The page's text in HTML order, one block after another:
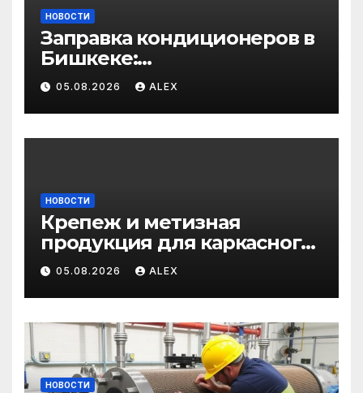
НОВОСТИ
Заправка кондиционеров в
Бишкеке:
профессиональные услуги
для дома и авто
05.08.2026 ALEX
НОВОСТИ
Крепеж и метизная
продукция для каркасного
и загородного
строительства: от
саморезов до анкеров
05.08.2026 ALEX
НОВОСТИ